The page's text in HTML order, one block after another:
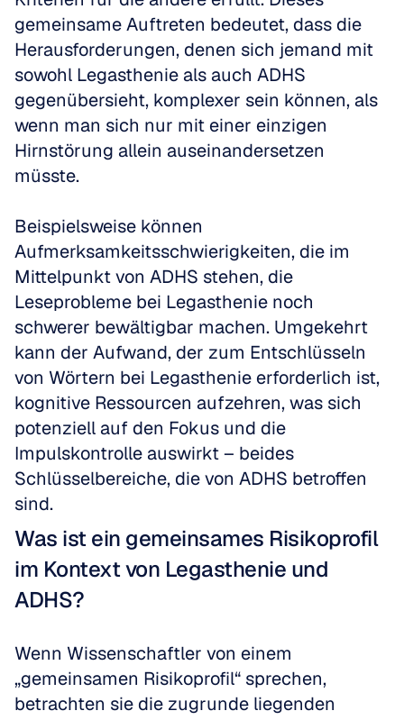
gemeinsame Auftreten bedeutet, dass die
Herausforderungen, denen sich jemand mit
sowohl Legasthenie als auch ADHS
gegenübersieht, komplexer sein können, als
wenn man sich nur mit einer einzigen
Hirnstörung allein auseinandersetzen
müsste.
Beispielsweise können
Aufmerksamkeitsschwierigkeiten, die im
Mittelpunkt von ADHS stehen, die
Leseprobleme bei Legasthenie noch
schwerer bewältigbar machen. Umgekehrt
kann der Aufwand, der zum Entschlüsseln
von Wörtern bei Legasthenie erforderlich ist,
kognitive Ressourcen aufzehren, was sich
potenziell auf den Fokus und die
Impulskontrolle auswirkt – beides
Schlüsselbereiche, die von ADHS betroffen
sind.
Was ist ein gemeinsames Risikoprofil
im Kontext von Legasthenie und
ADHS?
Wenn Wissenschaftler von einem
„gemeinsamen Risikoprofil“ sprechen,
betrachten sie die zugrunde liegenden